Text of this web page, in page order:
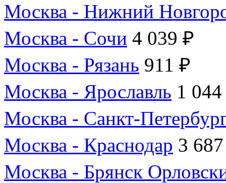
Москва - Нижний
Москва - Сочи 4 039 ₽
Москва - Рязань 911 ₽
Москва - Ярославль 1
Москва - Санкт-
Москва - Краснодар 3
Москва - Брянск